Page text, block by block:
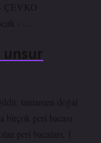
ÇEVKO
› …
unsur
tamamen doğal
birçok peri bacası
peri bacaları, 1